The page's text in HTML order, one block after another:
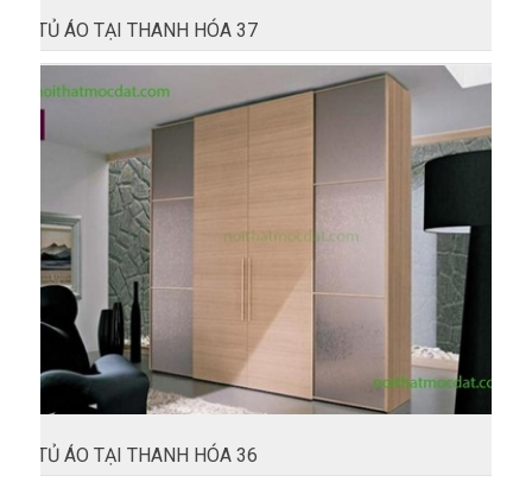
TỦ ÁO TẠI THANH HÓA 37
TỦ ÁO TẠI THANH HÓA 36